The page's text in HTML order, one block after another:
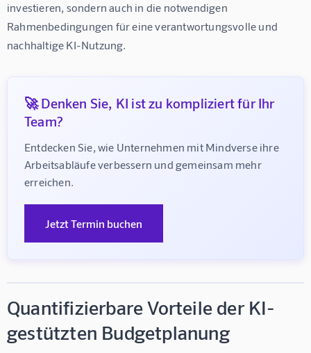
investieren, sondern auch in die notwendigen
Rahmenbedingungen für eine verantwortungsvolle und
nachhaltige KI-Nutzung.
🚀 Denken Sie, KI ist zu kompliziert für Ihr
Team?
Entdecken Sie, wie Unternehmen mit Mindverse ihre
Arbeitsabläufe verbessern und gemeinsam mehr
erreichen.
Jetzt Termin buchen
Quantifizierbare Vorteile der KI-
gestützten Budgetplanung